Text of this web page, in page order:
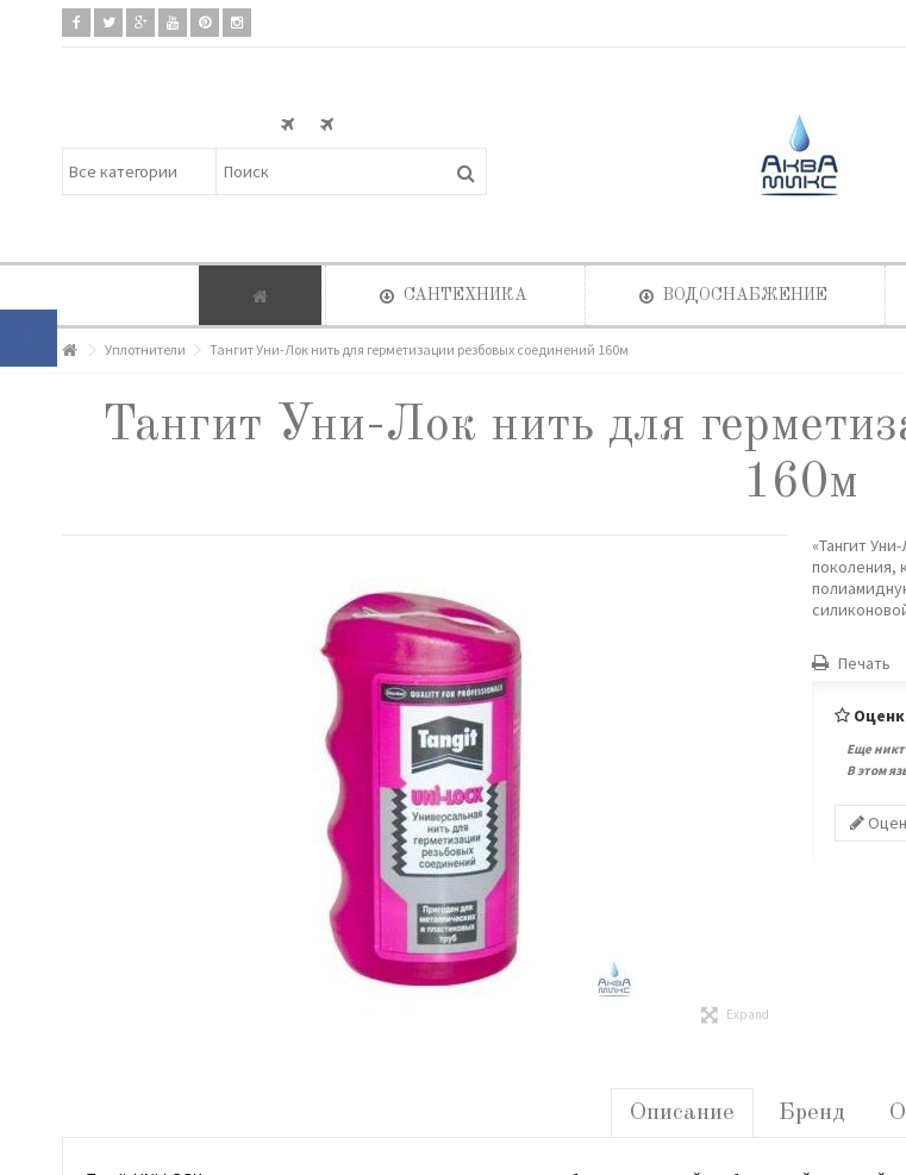
САНТЕХНИКА ВОДОСНАБЖЕНИЕ
Уплотнители Тангит Уни-Лок нить для герметизации резбовых соединений 160м
Тангит Уни-Лок нить для
160м
Expand
«Тангит
поколения,
Печать
Еще
В этом
Описание Бренд